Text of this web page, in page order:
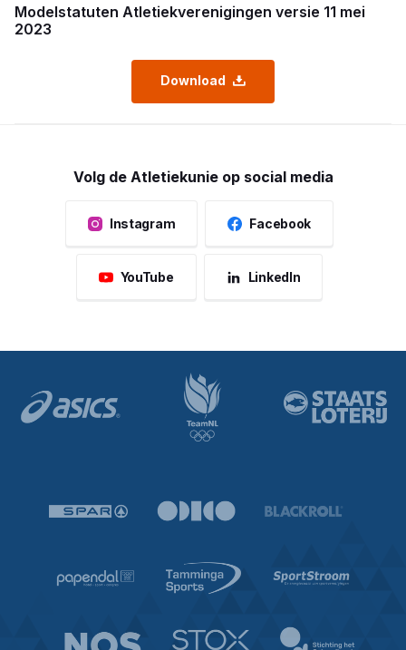
Modelstatuten Atletiekverenigingen versie 11 mei
2023
Download
Volg de Atletiekunie op social media
Instagram Facebook
YouTube LinkedIn